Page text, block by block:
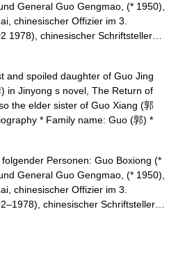
General Guo Gengmao, (* 1950),
chinesischer Offizier im 3.
1978), chinesischer Schriftsteller…
and spoiled daughter of Guo Jing
in Jinyong s novel, The Return of
the elder sister of Guo Xiang (郭
* Family name: Guo (郭) *
Personen: Guo Boxiong (*
General Guo Gengmao, (* 1950),
chinesischer Offizier im 3.
chinesischer Schriftsteller…